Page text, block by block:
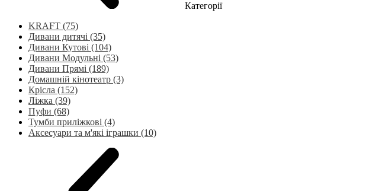
Категорії
KRAFT (75)
Дивани дитячі (35)
Дивани Кутові (104)
Дивани Модульні (53)
Дивани Прямі (189)
Домашній кінотеатр (3)
Крісла (152)
Ліжка (39)
Пуфи (68)
Тумби приліжкові (4)
Аксесуари та м'які іграшки (10)